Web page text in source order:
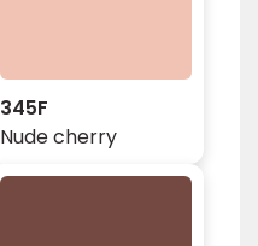
345F
Nude cherry